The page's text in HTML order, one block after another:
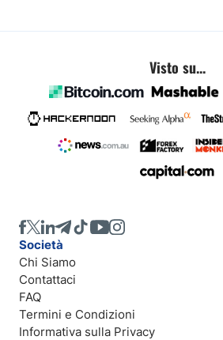
Visto su...
Società
Chi Siamo
Contattaci
FAQ
Termini e Condizioni
Informativa sulla Privacy